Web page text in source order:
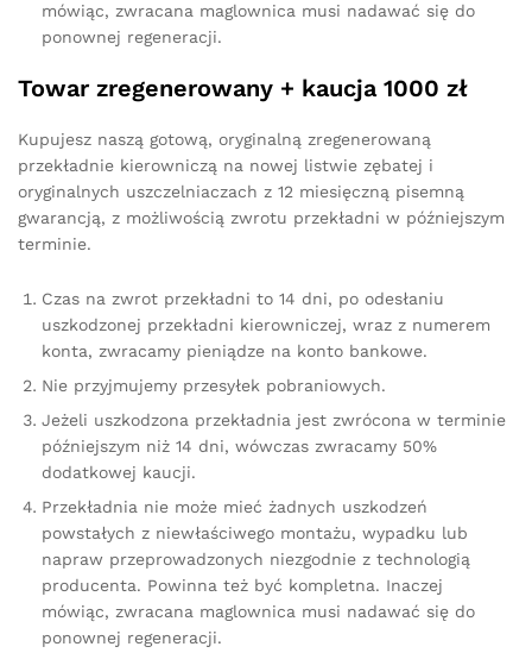
mówiąc, zwracana maglownica musi nadawać się do
ponownej regeneracji.
Towar zregenerowany + kaucja 1000 zł
Kupujesz naszą gotową, oryginalną zregenerowaną
przekładnie kierowniczą na nowej listwie zębatej i
oryginalnych uszczelniaczach z 12 miesięczną pisemną
gwarancją, z możliwością zwrotu przekładni w późniejszym
terminie.
Czas na zwrot przekładni to 14 dni, po odesłaniu
uszkodzonej przekładni kierowniczej, wraz z numerem
konta, zwracamy pieniądze na konto bankowe.
Nie przyjmujemy przesyłek pobraniowych.
Jeżeli uszkodzona przekładnia jest zwrócona w terminie
późniejszym niż 14 dni, wówczas zwracamy 50%
dodatkowej kaucji.
Przekładnia nie może mieć żadnych uszkodzeń
powstałych z niewłaściwego montażu, wypadku lub
napraw przeprowadzonych niezgodnie z technologią
producenta. Powinna też być kompletna. Inaczej
mówiąc, zwracana maglownica musi nadawać się do
ponownej regeneracji.